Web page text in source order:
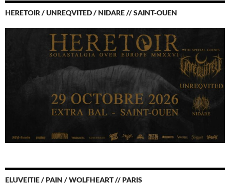
HERETOIR / UNREQVITED / NIDARE // SAINT-OUEN
ELUVEITIE / PAIN / WOLFHEART // PARIS